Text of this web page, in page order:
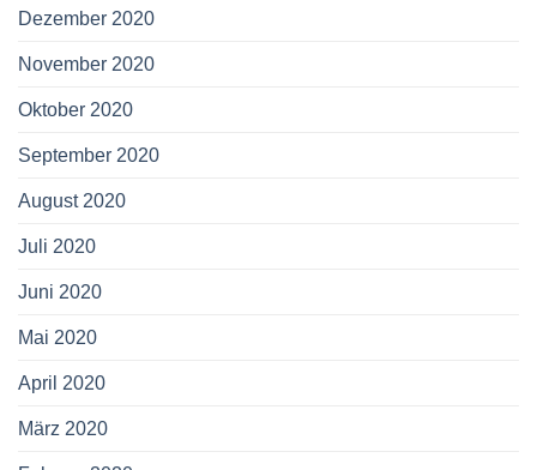
Dezember 2020
November 2020
Oktober 2020
September 2020
August 2020
Juli 2020
Juni 2020
Mai 2020
April 2020
März 2020